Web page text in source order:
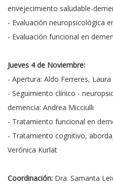
envejecimiento saludable-
- Evaluación neuropsicológica
- Evaluación funcional en
Jueves 4 de Noviembre:
- Apertura: Aldo Ferreres,
- Seguimiento clínico -
demencia: Andrea Micciulli
- Tratamiento funcional en
- Tratamiento cognitivo,
Verónica Kurlat
Coordinación: Dra. Samanta